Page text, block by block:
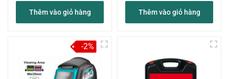
Thêm vào giỏ hàng Thêm vào giỏ hàng
-2%